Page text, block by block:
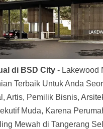
di BSD City- Lakewood
Terbaik Untuk Anda
Artis, Pemilik Bisnis,
Muda, Karena
Mewah di Tangerang